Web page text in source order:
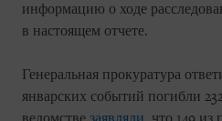
информацию о ходе
в настоящем отчете.
Генеральная прокуратура
январских событий погибли